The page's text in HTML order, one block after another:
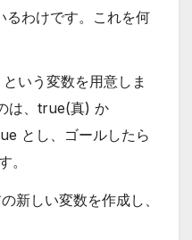
わけです。これを何
いう変数を用意しま
は、true(真) か
とし、ゴールしたら
。
新しい変数を作成し、